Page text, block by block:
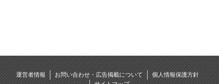
運営者情報 お問い合わせ・広告掲載について
個人情報保護方針